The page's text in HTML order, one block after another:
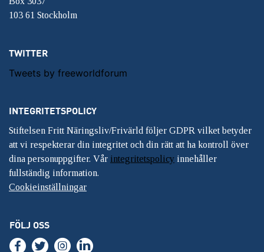
103 61 Stockholm
TWITTER
Tweets by freeworldforum
INTEGRITETSPOLICY
Stiftelsen Fritt Näringsliv/Frivärld följer GDPR vilket betyder
att vi respekterar din integritet och din rätt att ha kontroll över
dina personuppgifter. Vår integritetspolicy innehåller
fullständig information.
Cookieinställningar
FÖLJ OSS